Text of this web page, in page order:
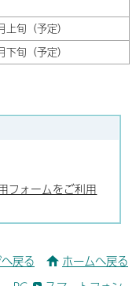
旬（予定）
旬（予定）
フォームをご利用
戻る ホームへ戻る